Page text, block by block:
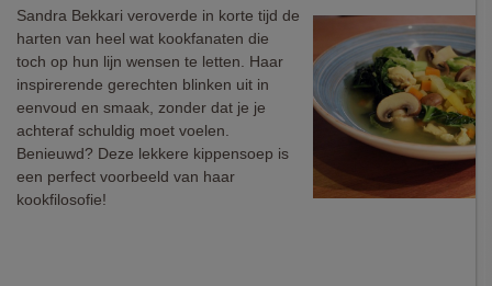
Sandra Bekkari veroverde in korte tijd de
harten van heel wat kookfanaten die
toch op hun lijn wensen te letten. Haar
inspirerende gerechten blinken uit in
eenvoud en smaak, zonder dat je je
achteraf schuldig moet voelen.
Benieuwd? Deze lekkere kippensoep is
een perfect voorbeeld van haar
kookfilosofie!